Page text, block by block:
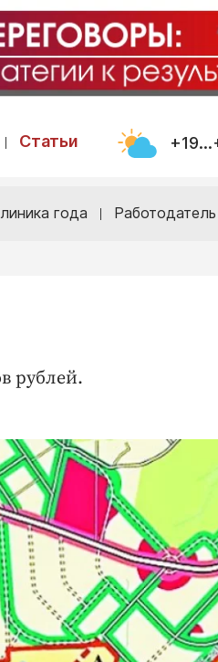
Статьи
года
рублей.